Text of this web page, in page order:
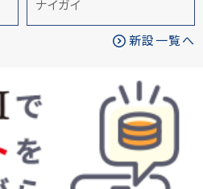
ナイガイ
新設一覧へ